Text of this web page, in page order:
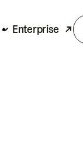
Enterprise